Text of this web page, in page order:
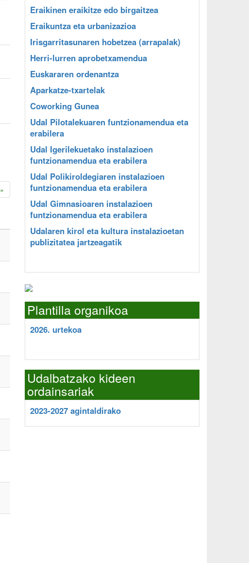
»
Eraikinen eraikitze edo birgaitzea
Eraikuntza eta urbanizazioa
Irisgarritasunaren hobetzea (arrapalak)
Herri-lurren aprobetxamendua
Euskararen ordenantza
Aparkatze-txartelak
Coworking Gunea
Udal Pilotalekuaren funtzionamendua eta
erabilera
Udal Igerilekuetako instalazioen
funtzionamendua eta erabilera
Udal Polikiroldegiaren instalazioen
funtzionamendua eta erabilera
Udal Gimnasioaren instalazioen
funtzionamendua eta erabilera
Udalaren kirol eta kultura instalazioetan
publizitatea jartzeagatik
Plantilla organikoa
2026. urtekoa
Udalbatzako kideen
ordainsariak
2023-2027 agintaldirako